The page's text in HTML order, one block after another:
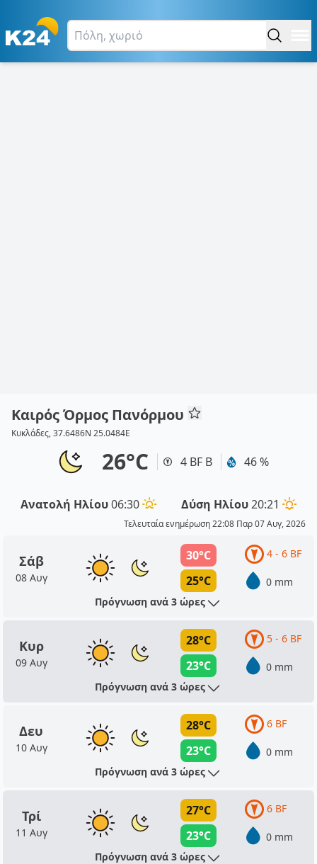
Καιρός Όρμος Πανόρμου
Κυκλάδες, 37.6486N 25.0484E
26°C 4 BF Β 46 %
Ανατολή Ηλίου06:30 Δύση Ηλίου20:21
Τελευταία ενημέρωση 22:08 Παρ 07 Αυγ, 2026
Σάβ
08 Αυγ
30°C
25°C
4 - 6 BF
0 mm
Πρόγνωση ανά 3 ώρες
Κυρ
09 Αυγ
28°C
23°C
5 - 6 BF
0 mm
Πρόγνωση ανά 3 ώρες
Δευ
10 Αυγ
28°C
23°C
6 BF
0 mm
Πρόγνωση ανά 3 ώρες
Τρί
11 Αυγ
27°C
23°C
6 BF
0 mm
Πρόγνωση ανά 3 ώρες